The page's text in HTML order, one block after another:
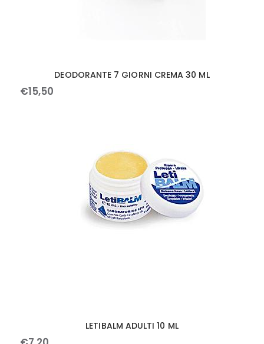
DEODORANTE 7 GIORNI CREMA 30 ML
€15,50
LETIBALM ADULTI 10 ML